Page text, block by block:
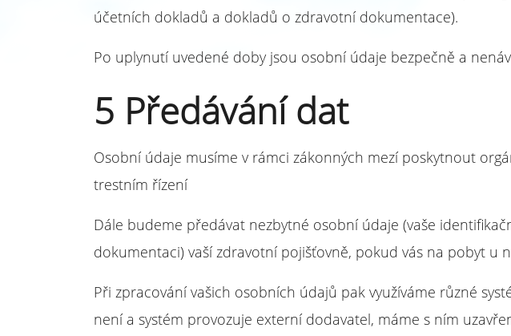
účetních dokladů a dokladů o zdravotní dokumentace).
Po uplynutí uvedené doby jsou osobní údaje bezpečně a
5 Předávání dat
Osobní údaje musíme v rámci zákonných mezí poskytnout
trestním řízení
Dále budeme předávat nezbytné osobní údaje (vaše
dokumentaci) vaší zdravotní pojišťovně, pokud vás na pobyt u
Při zpracování vašich osobních údajů pak využíváme různé
není a systém provozuje externí dodavatel, máme s ním